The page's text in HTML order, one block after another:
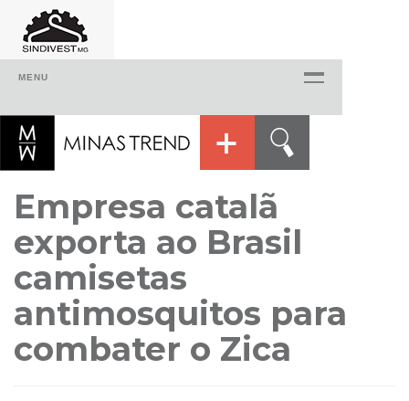
MENU
Home
Quem Somos
Histórico
Delegacias regionais
Presidentes
Diretoria
Empresa catalã
exporta ao Brasil
camisetas
antimosquitos para
combater o Zica